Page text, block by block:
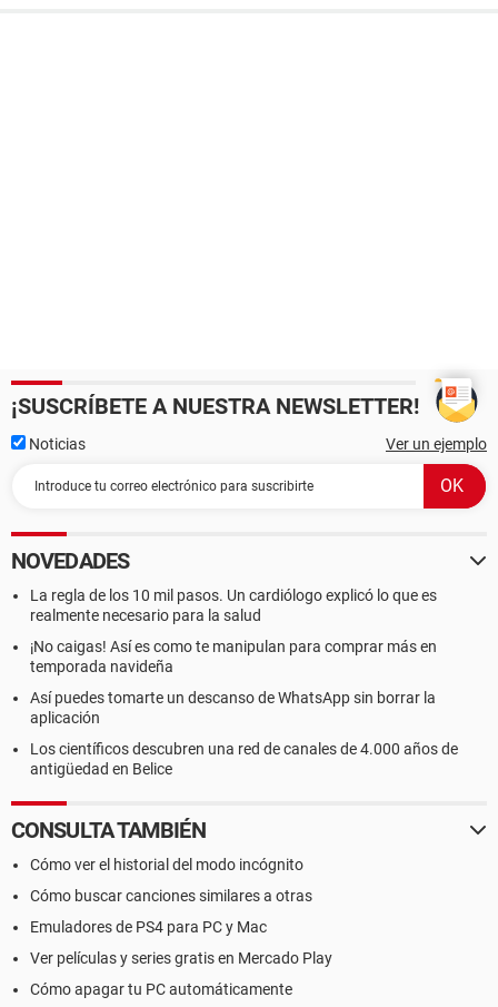
¡SUSCRÍBETE A NUESTRA NEWSLETTER!
Noticias Ver un ejemplo
NOVEDADES
La regla de los 10 mil pasos. Un cardiólogo explicó lo que es
realmente necesario para la salud
¡No caigas! Así es como te manipulan para comprar más en
temporada navideña
Así puedes tomarte un descanso de WhatsApp sin borrar la
aplicación
Los científicos descubren una red de canales de 4.000 años de
antigüedad en Belice
CONSULTA TAMBIÉN
Cómo ver el historial del modo incógnito
Cómo buscar canciones similares a otras
Emuladores de PS4 para PC y Mac
Ver películas y series gratis en Mercado Play
Cómo apagar tu PC automáticamente